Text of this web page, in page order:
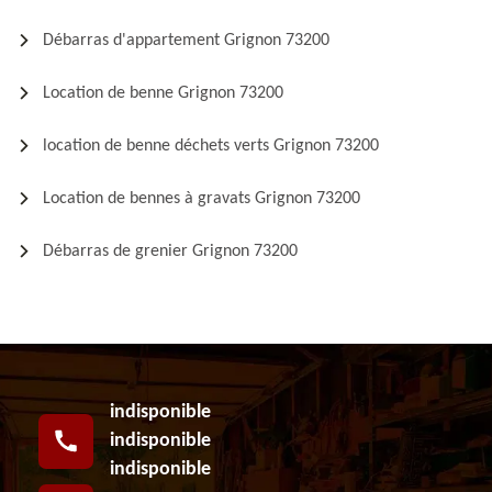
Débarras d'appartement Grignon 73200
Location de benne Grignon 73200
location de benne déchets verts Grignon 73200
Location de bennes à gravats Grignon 73200
Débarras de grenier Grignon 73200
indisponible
indisponible
indisponible